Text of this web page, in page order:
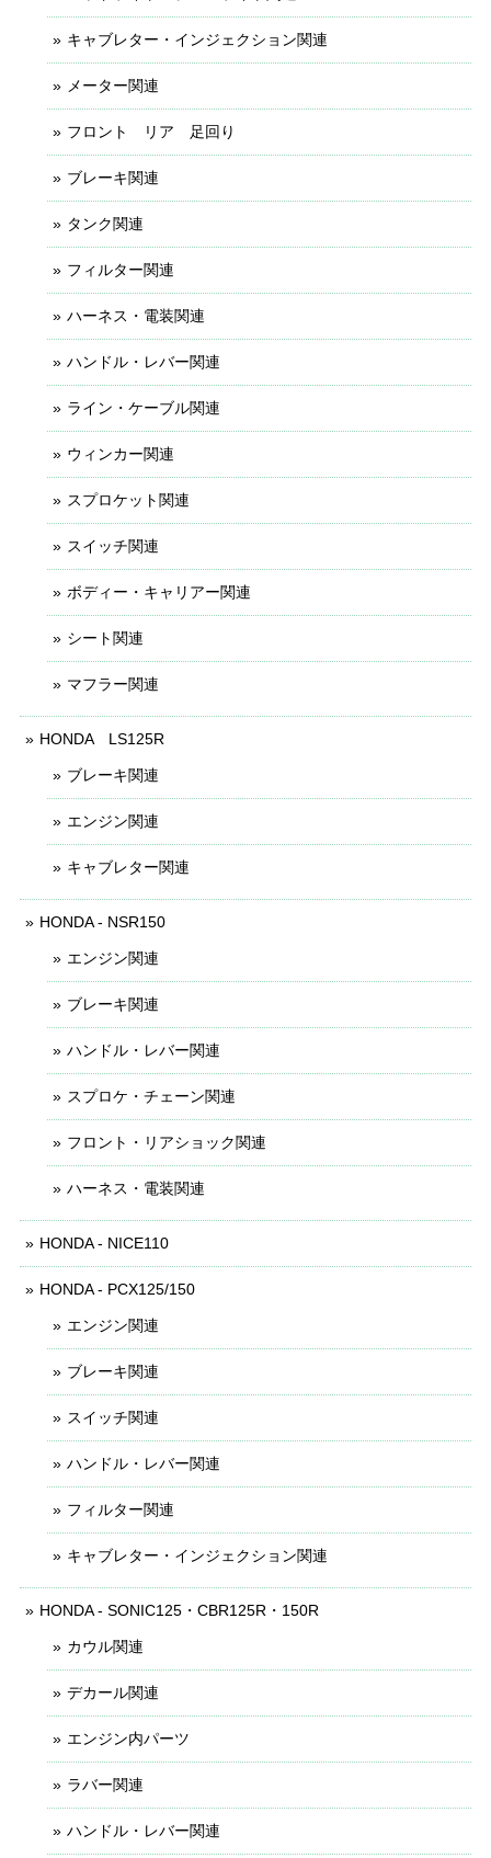
キャブレター・インジェクション関連
メーター関連
フロント リア 足回り
ブレーキ関連
タンク関連
フィルター関連
ハーネス・電装関連
ハンドル・レバー関連
ライン・ケーブル関連
ウィンカー関連
スプロケット関連
スイッチ関連
ボディー・キャリアー関連
シート関連
マフラー関連
HONDA LS125R
ブレーキ関連
エンジン関連
キャブレター関連
HONDA - NSR150
エンジン関連
ブレーキ関連
ハンドル・レバー関連
スプロケ・チェーン関連
フロント・リアショック関連
ハーネス・電装関連
HONDA - NICE110
HONDA - PCX125/150
エンジン関連
ブレーキ関連
スイッチ関連
ハンドル・レバー関連
フィルター関連
キャブレター・インジェクション関連
HONDA - SONIC125・CBR125R・150R
カウル関連
デカール関連
エンジン内パーツ
ラバー関連
ハンドル・レバー関連